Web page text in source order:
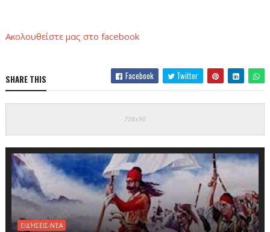
Ακολουθείστε μας στο facebook
SHARE THIS Facebook Twitter
ΕΙΔΉΣΕΙΣ-ΝΈΑ